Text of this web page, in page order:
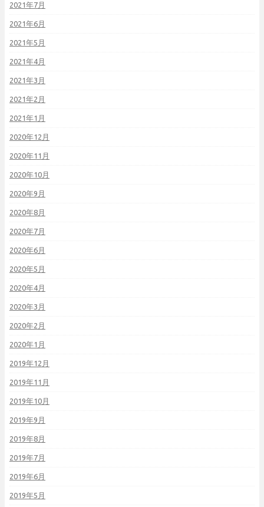
2021年7月
2021年6月
2021年5月
2021年4月
2021年3月
2021年2月
2021年1月
2020年12月
2020年11月
2020年10月
2020年9月
2020年8月
2020年7月
2020年6月
2020年5月
2020年4月
2020年3月
2020年2月
2020年1月
2019年12月
2019年11月
2019年10月
2019年9月
2019年8月
2019年7月
2019年6月
2019年5月